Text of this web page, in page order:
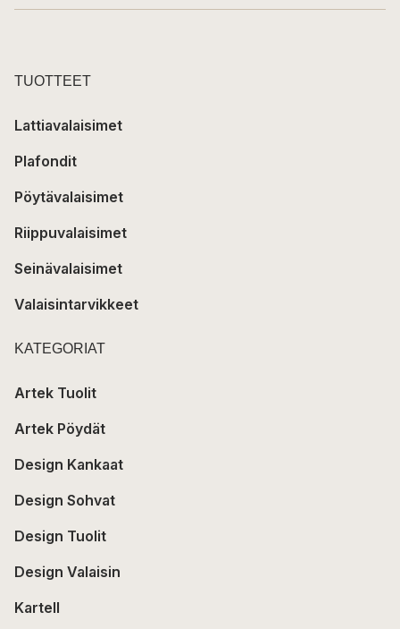
TUOTTEET
Lattiavalaisimet
Plafondit
Pöytävalaisimet
Riippuvalaisimet
Seinävalaisimet
Valaisintarvikkeet
KATEGORIAT
Artek Tuolit
Artek Pöydät
Design Kankaat
Design Sohvat
Design Tuolit
Design Valaisin
Kartell